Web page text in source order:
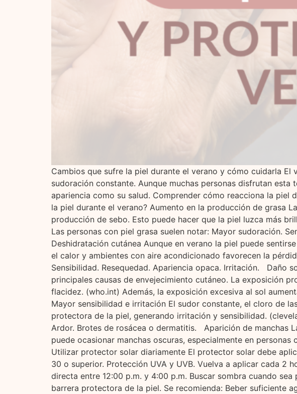
Cambios que sufre la piel durante el verano y cómo cuidarla
sudoración constante. Aunque muchas personas disfrutan
apariencia como su salud. Comprender cómo reacciona la piel
la piel durante el verano? Aumento en la producción de grasa
producción de sebo. Esto puede hacer que la piel luzca más
Las personas con piel grasa suelen notar: Mayor sudoración.
Deshidratación cutánea Aunque en verano la piel puede
el calor y ambientes con aire acondicionado favorecen la
Sensibilidad. Resequedad. Apariencia opaca. Irritación. Daño
principales causas de envejecimiento cutáneo. La exposición
flacidez. (who.int) Además, la exposición excesiva al sol
Mayor sensibilidad e irritación El sudor constante, el cloro de
protectora de la piel, generando irritación y sensibilidad.
Ardor. Brotes de rosácea o dermatitis. Aparición de manchas
puede ocasionar manchas oscuras, especialmente en
Utilizar protector solar diariamente El protector solar debe
30 o superior. Protección UVA y UVB. Vuelva a aplicar cada 2
directa entre 12:00 p.m. y 4:00 p.m. Buscar sombra cuando
barrera protectora de la piel. Se recomienda: Beber suficiente